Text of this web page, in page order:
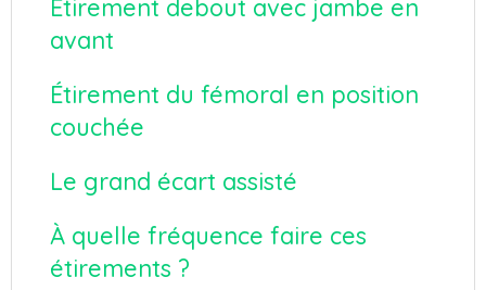
Étirement debout avec jambe en
avant
Étirement du fémoral en position
couchée
Le grand écart assisté
À quelle fréquence faire ces
étirements ?